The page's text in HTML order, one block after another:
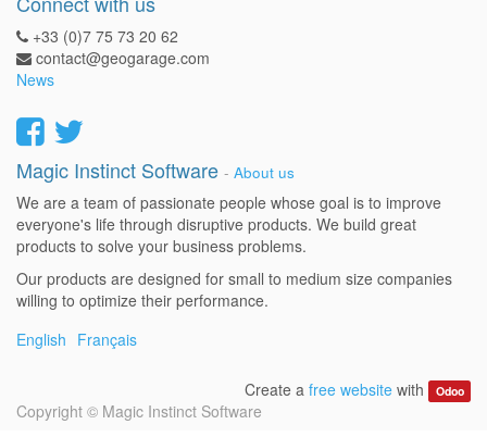
+33 (0)7 75 73 20 62
contact@geogarage.com
News
Magic Instinct Software - About us
We are a team of passionate people whose goal is to improve
everyone's life through disruptive products. We build great
products to solve your business problems.
Our products are designed for small to medium size companies
willing to optimize their performance.
English Français
Create afree website with Odoo
Copyright © Magic Instinct Software